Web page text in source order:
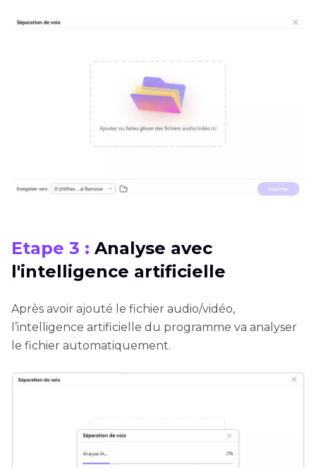
Etape 3 : Analyse avec
l'intelligence artificielle
Après avoir ajouté le fichier audio/vidéo,
l’intelligence artificielle du programme va analyser
le fichier automatiquement.